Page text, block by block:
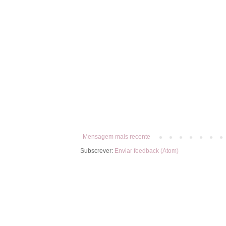
Mensagem mais recente
Subscrever: Enviar feedback (Atom)